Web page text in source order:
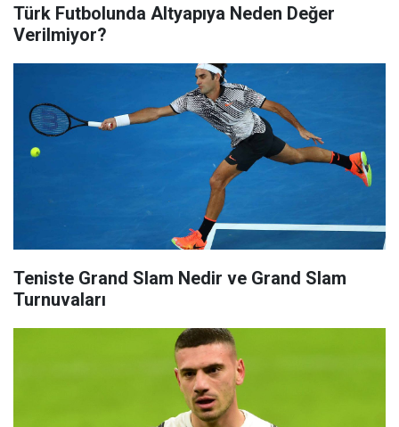
Türk Futbolunda Altyapıya Neden Değer
Verilmiyor?
Teniste Grand Slam Nedir ve Grand Slam
Turnuvaları